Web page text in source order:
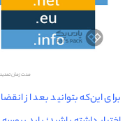
مدت زمان
برای این‌که بتوانید بعد از